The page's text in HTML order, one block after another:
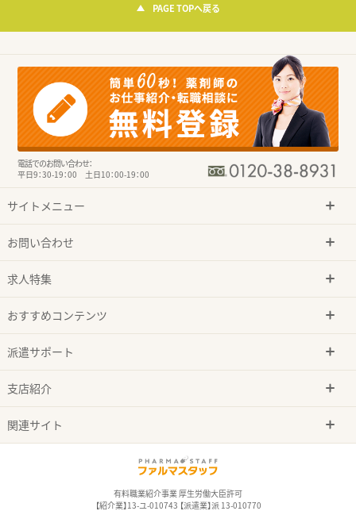
PAGE TOPへ戻る
電話でのお問い合わせ：
平日9：30-19：00 土日10：00-19：00
サイトメニュー
お問い合わせ
求人特集
おすすめコンテンツ
派遣サポート
支店紹介
関連サイト
有料職業紹介事業 厚生労働大臣許可
【紹介業】13-ユ-010743 【派遣業】派 13-010770